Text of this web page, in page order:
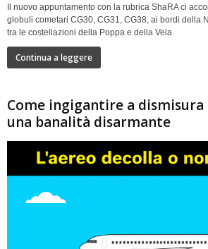
Il nuovo appuntamento con la rubrica ShaRA ci
globuli cometari CG30, CG31, CG38, ai bordi della
tra le costellazioni della Poppa e della Vela
Continua a leggere
Come ingigantire a
una banalità disarmante